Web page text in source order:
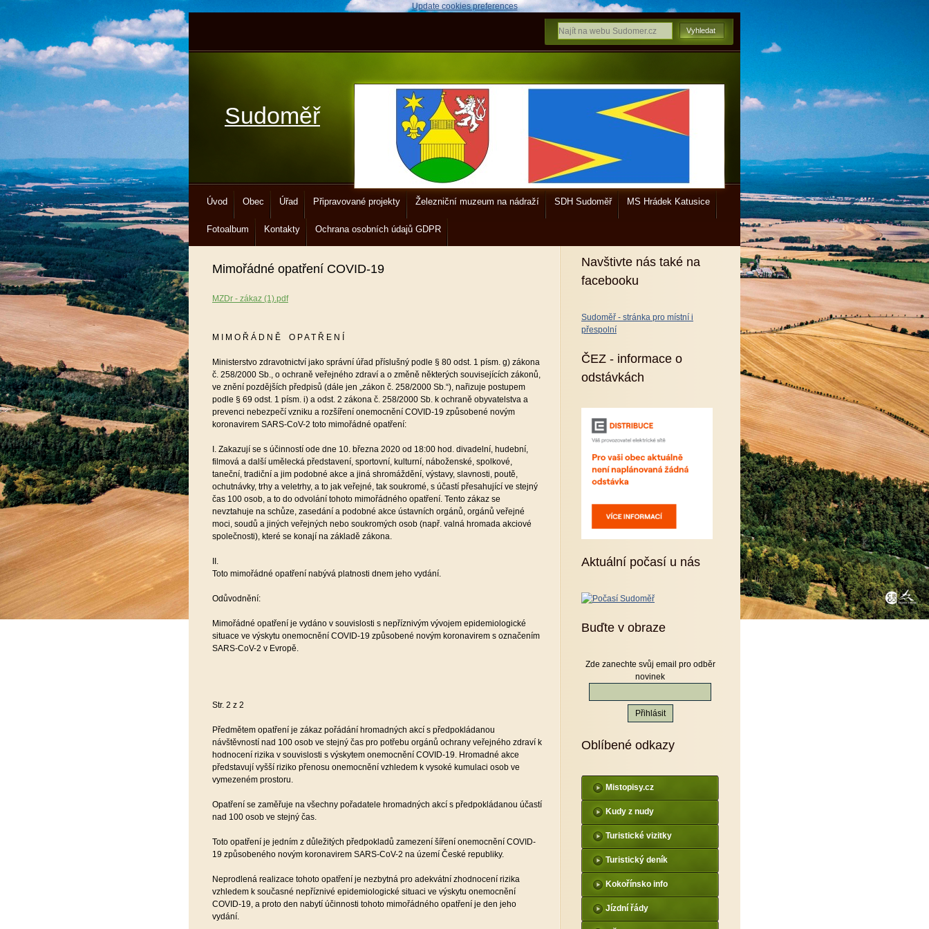
Update cookies preferences
Sudoměř
Úvod Obec Úřad Připravované projekty Železniční muzeum na nádraží SDH Sudoměř MS Hrádek Katusice
Fotoalbum Kontakty Ochrana osobních údajů GDPR
Mimořádné opatření COVID-19
MZDr - zákaz (1).pdf
M I M O Ř Á D N Ě O P A T Ř E N Í
Ministerstvo zdravotnictví jako správní úřad příslušný podle § 80 odst. 1 písm. g) zákona
č. 258/2000 Sb., o ochraně veřejného zdraví a o změně některých souvisejících zákonů,
ve znění pozdějších předpisů (dále jen „zákon č. 258/2000 Sb.“), nařizuje postupem
podle § 69 odst. 1 písm. i) a odst. 2 zákona č. 258/2000 Sb. k ochraně obyvatelstva a
prevenci nebezpečí vzniku a rozšíření onemocnění COVID-19 způsobené novým
koronavirem SARS-CoV-2 toto mimořádné opatření:
I. Zakazují se s účinností ode dne 10. března 2020 od 18:00 hod. divadelní, hudební,
filmová a další umělecká představení, sportovní, kulturní, náboženské, spolkové,
taneční, tradiční a jim podobné akce a jiná shromáždění, výstavy, slavnosti, poutě,
ochutnávky, trhy a veletrhy, a to jak veřejné, tak soukromé, s účastí přesahující ve stejný
čas 100 osob, a to do odvolání tohoto mimořádného opatření. Tento zákaz se
nevztahuje na schůze, zasedání a podobné akce ústavních orgánů, orgánů veřejné
moci, soudů a jiných veřejných nebo soukromých osob (např. valná hromada akciové
společnosti), které se konají na základě zákona.
II.
Toto mimořádné opatření nabývá platnosti dnem jeho vydání.
Odůvodnění:
Mimořádné opatření je vydáno v souvislosti s nepříznivým vývojem epidemiologické
situace ve výskytu onemocnění COVID-19 způsobené novým koronavirem s označením
SARS-CoV-2 v Evropě.
Str. 2 z 2
Předmětem opatření je zákaz pořádání hromadných akcí s předpokládanou
návštěvností nad 100 osob ve stejný čas pro potřebu orgánů ochrany veřejného zdraví k
hodnocení rizika v souvislosti s výskytem onemocnění COVID-19. Hromadné akce
představují vyšší riziko přenosu onemocnění vzhledem k vysoké kumulaci osob ve
vymezeném prostoru.
Opatření se zaměřuje na všechny pořadatele hromadných akcí s předpokládanou účastí
nad 100 osob ve stejný čas.
Toto opatření je jedním z důležitých předpokladů zamezení šíření onemocnění COVID-
19 způsobeného novým koronavirem SARS-CoV-2 na území České republiky.
Neprodlená realizace tohoto opatření je nezbytná pro adekvátní zhodnocení rizika
vzhledem k současné nepříznivé epidemiologické situaci ve výskytu onemocnění
COVID-19, a proto den nabytí účinnosti tohoto mimořádného opatření je den jeho
vydání.
Navštivte nás také na
facebooku
Sudoměř - stránka pro místní i
přespolní
ČEZ - informace o
odstávkách
Aktuální počasí u nás
Buďte v obraze
Zde zanechte svůj email pro odběr
novinek
Oblíbené odkazy
Mistopisy.cz
Kudy z nudy
Turistické vizitky
Turistický deník
Kokořínsko info
Jízdní řády